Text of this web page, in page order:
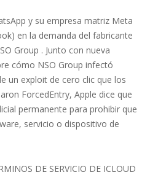
y su empresa matriz Meta
en la demanda del fabricante
Group . Junto con nueva
cómo NSO Group infectó
un exploit de cero clic que los
ForcedEntry, Apple dice que
permanente para prohibir que
servicio o dispositivo de
DE SERVICIO DE ICLOUD